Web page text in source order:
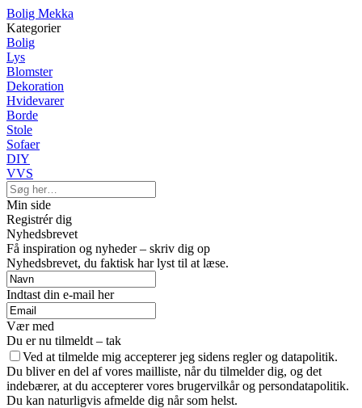
Bolig Mekka
Kategorier
Bolig
Lys
Blomster
Dekoration
Hvidevarer
Borde
Stole
Sofaer
DIY
VVS
Min side
Registrér dig
Nyhedsbrevet
Få inspiration og nyheder – skriv dig op
Nyhedsbrevet, du faktisk har lyst til at læse.
Indtast din e-mail her
Vær med
Du er nu tilmeldt – tak
Ved at tilmelde mig accepterer jeg sidens regler og datapolitik.
Du bliver en del af vores mailliste, når du tilmelder dig, og det
indebærer, at du accepterer vores brugervilkår og persondatapolitik.
Du kan naturligvis afmelde dig når som helst.